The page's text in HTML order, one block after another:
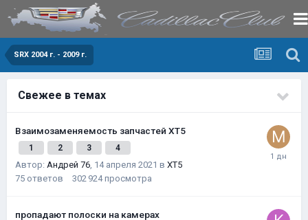
SRX 2004 г. - 2009 г.
Свежее в темах
Взаимозаменяемость запчастей XT5
1 2 3 4
Автор: Андрей 76, 14 апреля 2021 в XT5
75 ответов 302 924 просмотра
пропадают полоски на камерах